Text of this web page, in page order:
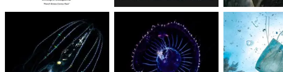
scuba_people_magazine